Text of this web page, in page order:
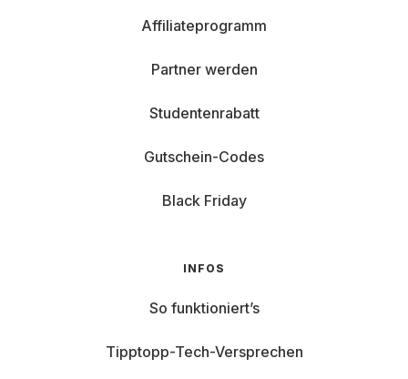
Affiliateprogramm
Partner werden
Studentenrabatt
Gutschein-Codes
Black Friday
INFOS
So funktioniert’s
Tipptopp-Tech-Versprechen